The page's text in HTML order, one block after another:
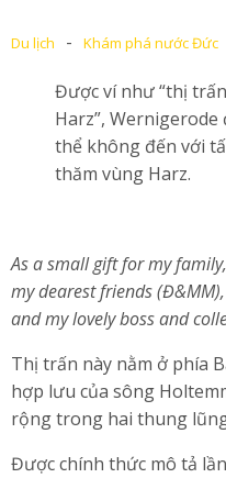
Du lịch - Khám phá nước Đức
Được ví như “thị
Harz”,
thể không đến với
thăm vùng Harz.
As a small gift for my family,
my dearest friends
and my lovely boss and
Thị trấn này nằm ở phía
hợp lưu của sông
rộng trong hai thung
Được chính thức mô tả